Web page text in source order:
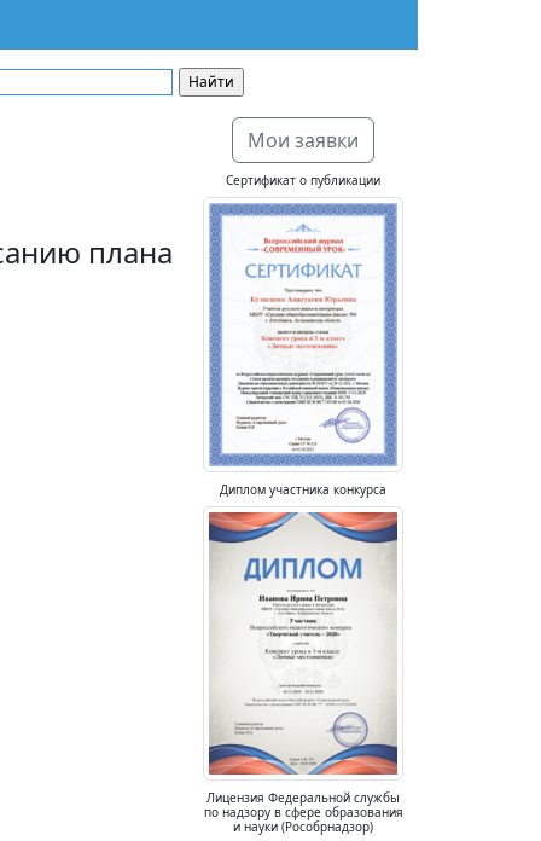
плана
Мои заявки
Сертификат о публикации
Диплом участника конкурса
Лицензия Федеральной службы
по надзору в сфере образования
и науки (Рособрнадзор)